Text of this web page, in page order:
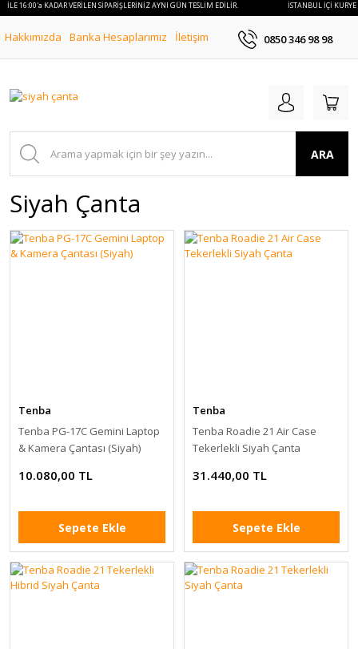
İLE 16:00'a KADAR VERİLEN SİPARİŞLERİNİZ AYNI GÜN TESLİM EDİLİR. İSTANBUL İÇİ
Hakkımızda Banka Hesaplarımız İletişim 0850 346 98 98
ARA
Siyah Çanta
Tenba
Tenba PG-17C Gemini Laptop
& Kamera Çantası (Siyah)
10.080,00 TL
Sepete Ekle
Tenba
Tenba Roadie 21 Air Case
Tekerlekli Siyah Çanta
31.440,00 TL
Sepete Ekle